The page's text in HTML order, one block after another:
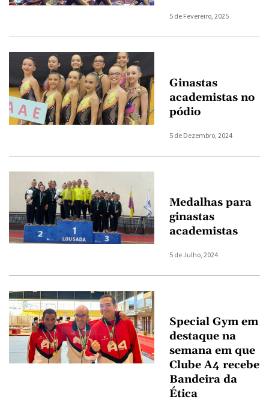
5 de Fevereiro, 2025
Ginastas
academistas no
pódio
5 de Dezembro, 2024
Medalhas para
ginastas
academistas
5 de Julho, 2024
Special Gym em
destaque na
semana em que
Clube A4 recebe
Bandeira da
Ética